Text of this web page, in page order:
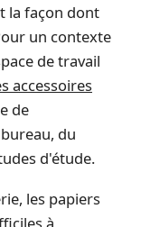
la façon dont
un contexte
de travail
accessoires
de
du
d'étude.
les papiers